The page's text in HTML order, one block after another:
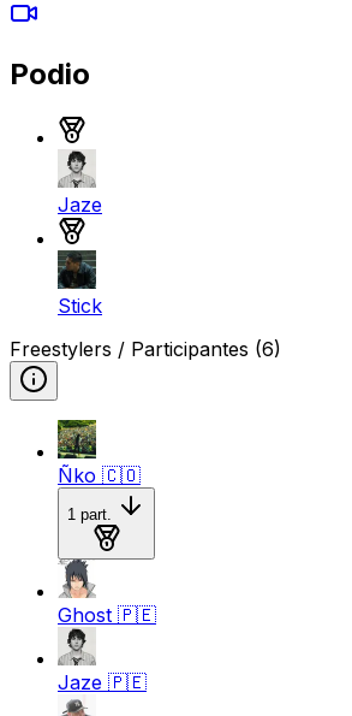
Podio
Jaze
Stick
Freestylers / Participantes (6)
Ñko 🇨🇴
1 part.
Medalla de oro
Ghost 🇵🇪
Jaze 🇵🇪